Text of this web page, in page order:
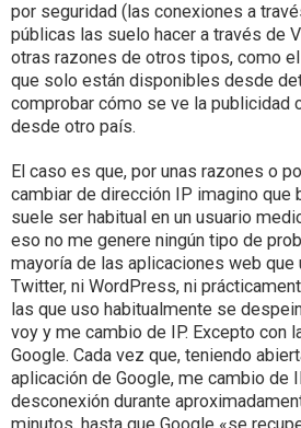
por seguridad (las conexiones a
públicas las suelo hacer a través de
otras razones de otros tipos, como
que solo están disponibles desde
comprobar cómo se ve la publicidad
desde otro país.
El caso es que, por unas razones o
cambiar de dirección IP imagino que
suele ser habitual en un usuario
eso no me genere ningún tipo de
mayoría de las aplicaciones web que
Twitter, ni WordPress, ni
las que uso habitualmente se
voy y me cambio de IP. Excepto con
Google. Cada vez que, teniendo
aplicación de Google, me cambio de
desconexión durante